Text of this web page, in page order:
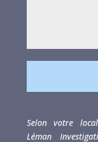
Selon votre
Léman